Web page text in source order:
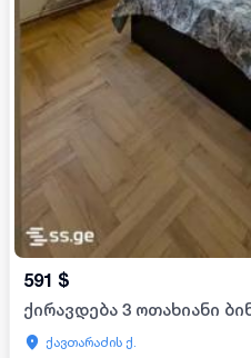
591 $
ქირავდება 3 ოთახიანი
ქავთარაძის ქ.